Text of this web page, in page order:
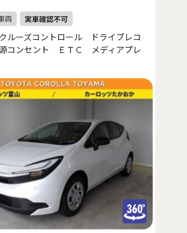
ルーズコントロール ドライブレコ
コンセント ＥＴＣ メディアプレ